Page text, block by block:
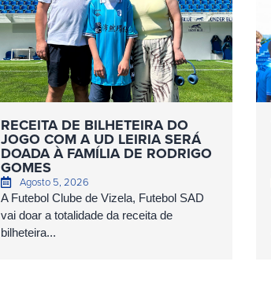
RECEITA DE BILHETEIRA DO
JOGO COM A UD LEIRIA SERÁ
DOADA À FAMÍLIA DE RODRIGO
GOMES
Agosto 5, 2026
A Futebol Clube de Vizela, Futebol SAD
vai doar a totalidade da receita de
bilheteira...